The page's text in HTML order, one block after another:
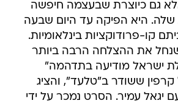
גם כיוצרת שבעצמה חיפשה
היא הפיקה עד היום שבעה
קו-פרודוקציות בינלאומיות.
את ההצלחה הרבה ביותר
ישראל מודיעה בתדהמה"
קרפין ששודר ב"טלעד", והציג
יגאל עמיר. הסרט נמכר על ידי